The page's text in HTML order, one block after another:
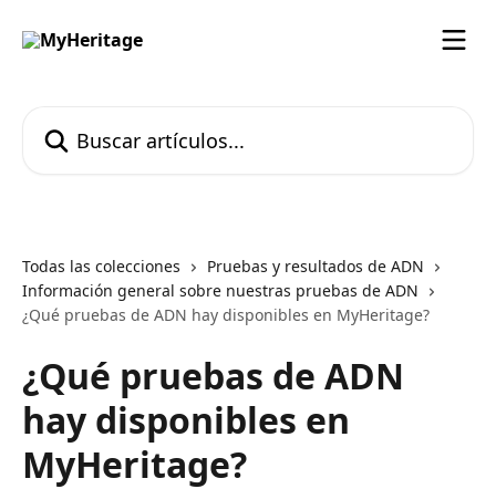
Todas las colecciones
Pruebas y resultados de ADN
Información general sobre nuestras pruebas de ADN
¿Qué pruebas de ADN hay disponibles en MyHeritage?
¿Qué pruebas de ADN
hay disponibles en
MyHeritage?